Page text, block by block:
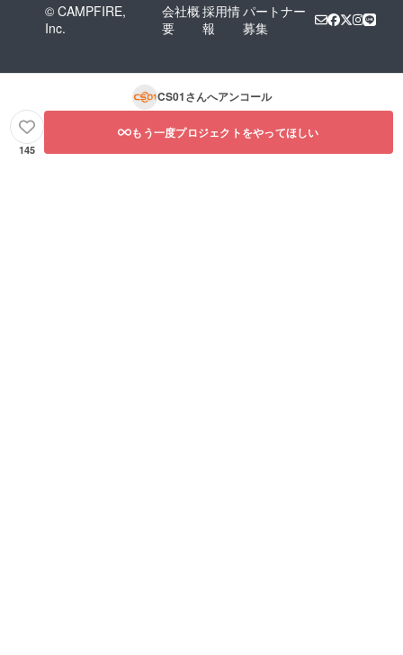
© CAMPFIRE,
Inc.
会社概
要
採用情
報
パートナー
募集
CS01さんへアンコール
145
もう一度プロジェクトをやってほしい